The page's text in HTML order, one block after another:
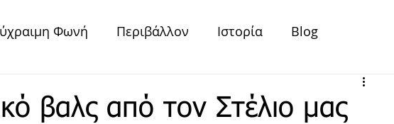
Φωνή Περιβάλλον Ιστορία Blog
βαλς από τον Στέλιο μας